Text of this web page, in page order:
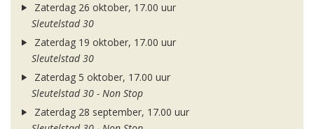
Zaterdag 26 oktober, 17.00 uur
Sleutelstad 30
Zaterdag 19 oktober, 17.00 uur
Sleutelstad 30
Zaterdag 5 oktober, 17.00 uur
Sleutelstad 30 - Non Stop
Zaterdag 28 september, 17.00 uur